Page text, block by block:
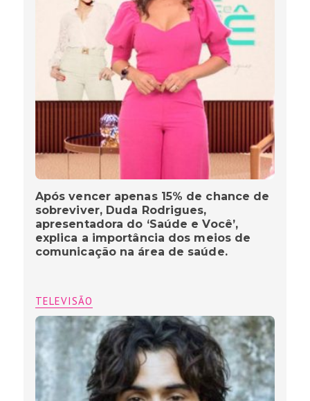
Após vencer apenas 15% de chance de
sobreviver, Duda Rodrigues,
apresentadora do ‘Saúde e Você’,
explica a importância dos meios de
comunicação na área de saúde.
TELEVISÃO